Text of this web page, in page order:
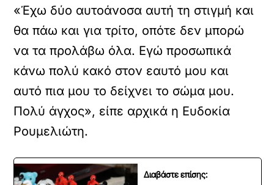
«Έχω δύο αυτοάνοσα αυτή τη στιγμή και
θα πάω και για τρίτο, οπότε δεν μπορώ
να τα προλάβω όλα. Εγώ προσωπικά
κάνω πολύ κακό στον εαυτό μου και
αυτό πια μου το δείχνει το σώμα μου.
Πολύ άγχος», είπε αρχικά η Ευδοκία
Ρουμελιώτη.
Διαβάστε επίσης: